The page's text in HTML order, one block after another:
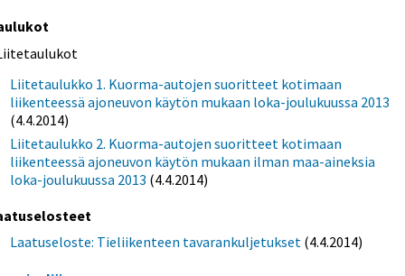
Liitetaulukko 1. Kuorma-autojen suoritteet kotimaan
liikenteessä ajoneuvon käytön mukaan loka-joulukuussa 2013
(4.4.2014)
Liitetaulukko 2. Kuorma-autojen suoritteet kotimaan
liikenteessä ajoneuvon käytön mukaan ilman maa-aineksia
loka-joulukuussa 2013 (4.4.2014)
Laatuseloste: Tieliikenteen tavarankuljetukset (4.4.2014)